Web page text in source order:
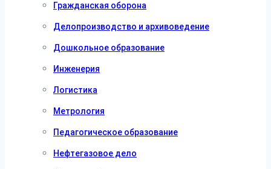
Гражданская оборона
Делопроизводство и архивоведение
Дошкольное образование
Инженерия
Логистика
Метрология
Педагогическое образование
Нефтегазовое дело